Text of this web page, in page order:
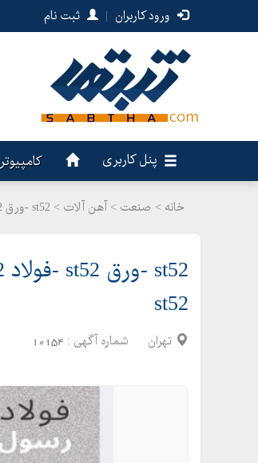
ورود کاربران | ثبت نام
پنل کاربری کامپیوتر
خانه > صنعت > آهن آلات > st52 -ورق st52 -فولاد st52 -لوله st52-میلگرد st52-تسمه st52-پروفیل st52
st52
تهران شماره آگهی : 10154